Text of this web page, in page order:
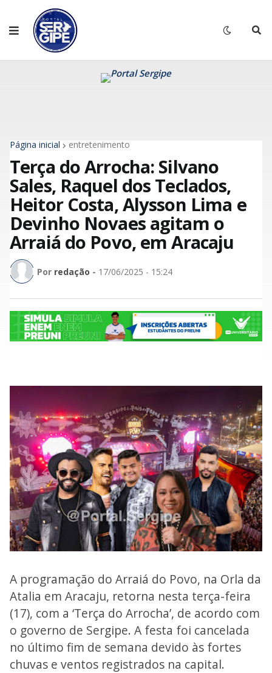
Página inicial entretenimento
Terça do Arrocha: Silvano
Sales, Raquel dos Teclados,
Heitor Costa, Alysson Lima e
Devinho Novaes agitam o
Arraiá do Povo, em Aracaju
Por redação - 17/06/2025 - 15:24
A programação do Arraiá do Povo, na Orla da
Atalia em Aracaju, retorna nesta terça-feira
(17), com a ‘Terça do Arrocha’, de acordo com
o governo de Sergipe. A festa foi cancelada
no último fim de semana devido às fortes
chuvas e ventos registrados na capital.